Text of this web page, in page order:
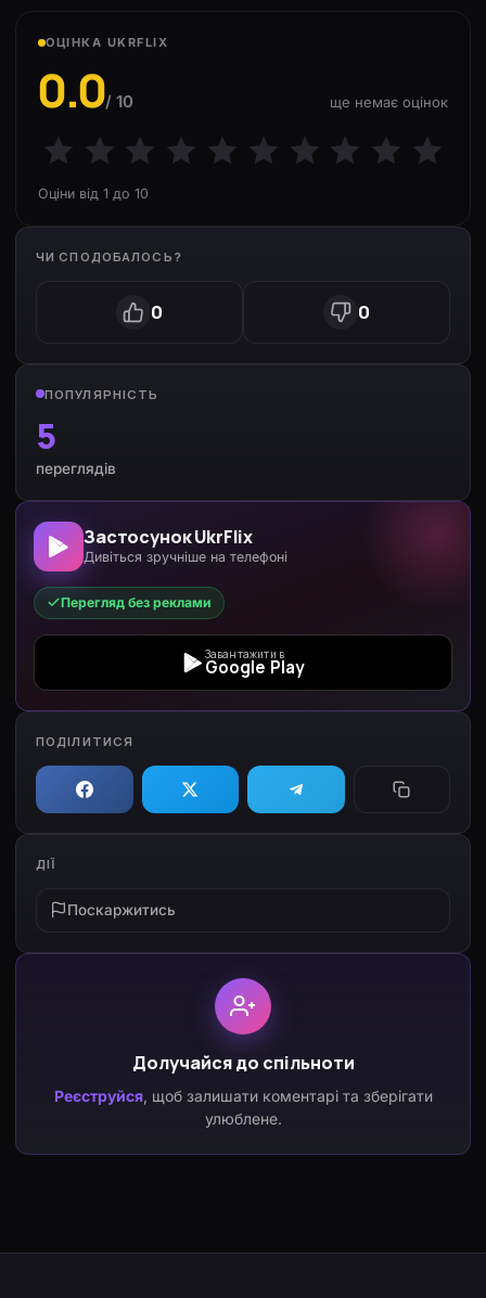
ОЦІНКА UKRFLIX
0.0/ 10 ще немає оцінок
Оціни від 1 до 10
ЧИ СПОДОБАЛОСЬ?
0 0
ПОПУЛЯРНІСТЬ
5
переглядів
Застосунок UkrFlix
Дивіться зручніше на телефоні
Перегляд без реклами
Завантажити в
Google Play
ПОДІЛИТИСЯ
ДІЇ
Поскаржитись
Долучайся до спільноти
Реєструйся, щоб залишати коментарі та зберігати
улюблене.